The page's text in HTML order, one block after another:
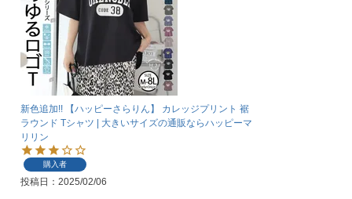
新色追加!! 【ハッピーさらりん】 カレッジプリント 裾
ラウンド Tシャツ | 大きいサイズの通販ならハッピーマ
リリン
購入者
投稿日 2025/02/06